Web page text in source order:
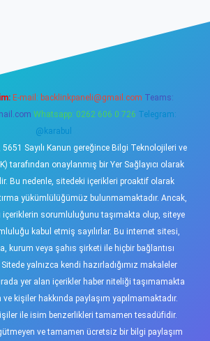
E-mail: backlinkpaneli@gmail.com Teams:
Whatsapp: 0262 606 0 726 Telegram:
@karabul
Sayılı Kanun gereğince Bilgi Teknolojileri ve
tarafından onaylanmış bir Yer Sağlayıcı olarak
Bu nedenle, sitedeki içerikleri proaktif olarak
yükümlülüğümüz bulunmamaktadır. Ancak,
içeriklerin sorumluluğunu taşımakta olup, siteye
kabul etmiş sayılırlar. Bu internet sitesi,
kurum veya şahıs şirketi ile hiçbir bağlantısı
yalnızca kendi hazırladığımız makaleler
yer alan içerikler haber niteliği taşımamakta
kişiler hakkında paylaşım yapılmamaktadır.
ile isim benzerlikleri tamamen tesadüfidir.
ve tamamen ücretsiz bir bilgi paylaşım